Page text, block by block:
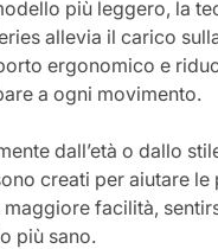
più leggero, la
allevia il carico
ergonomico e
a ogni movimento.
dall’età o dallo
creati per aiutare le
facilità,
più sano.